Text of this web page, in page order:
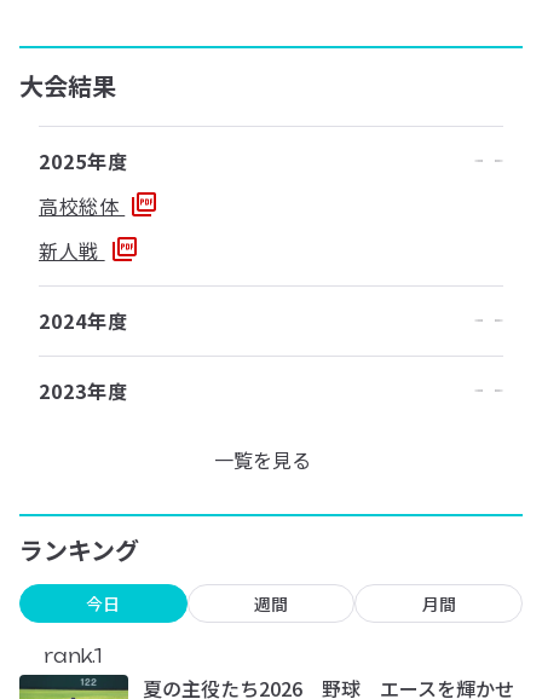
大会結果
2025年度
高校総体
新人戦
2024年度
2023年度
一覧を見る
ランキング
今日 週間 月間
rank.1
夏の主役たち2026 野球 エースを輝かせ